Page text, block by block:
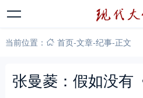
当前位置： 首页-文章-纪事-正文
张曼菱：假如没有